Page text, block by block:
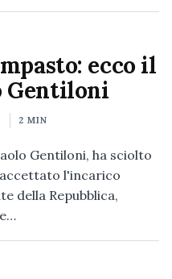
ecco il
Gentiloni
2 MIN
Gentiloni, ha sciolto
accettato l'incarico
della Repubblica,